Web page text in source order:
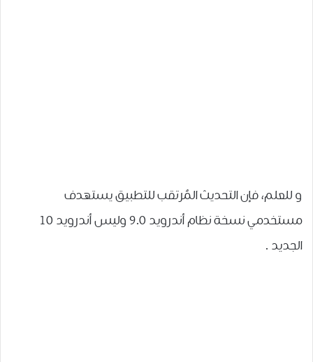
و للعلم، فإن ﺍﻟﺘﺤﺪﻳﺚ ﺍﻟﻤُﺮﺗﻘﺐ للتطبيق ﻳﺴﺘﻬﺪﻑ
ﻣﺴﺘﺨﺪﻣﻲ ﻧﺴﺨﺔ ﻧﻈﺎﻡ ﺃﻧﺪﺭﻭﻳﺪ 9.0 ﻭﻟﻴﺲ ﺃﻧﺪﺭﻭﻳﺪ 10
ﺍﻟﺠﺪﻳﺪ .